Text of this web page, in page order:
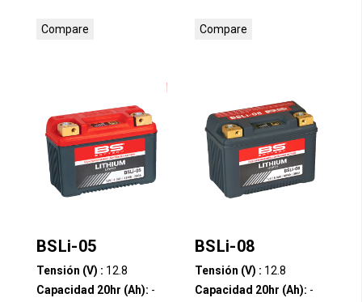
Compare Compare
BSLi-05
Tensión (V) : 12.8
Capacidad 20hr (Ah): -
BSLi-08
Tensión (V) : 12.8
Capacidad 20hr (Ah): -